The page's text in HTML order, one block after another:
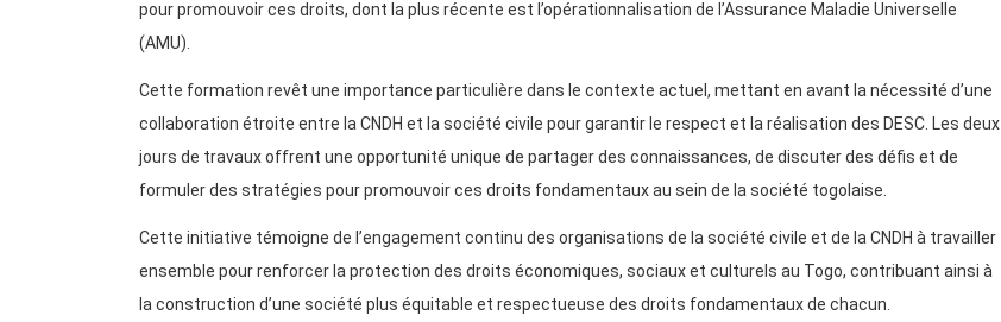
pour promouvoir ces droits, dont la plus récente est l’opérationnalisation de l’Assurance Maladie Universelle
(AMU).
Cette formation revêt une importance particulière dans le contexte actuel, mettant en avant la nécessité d’une
collaboration étroite entre la CNDH et la société civile pour garantir le respect et la réalisation des DESC. Les deux
jours de travaux offrent une opportunité unique de partager des connaissances, de discuter des défis et de
formuler des stratégies pour promouvoir ces droits fondamentaux au sein de la société togolaise.
Cette initiative témoigne de l’engagement continu des organisations de la société civile et de la CNDH à travailler
ensemble pour renforcer la protection des droits économiques, sociaux et culturels au Togo, contribuant ainsi à
la construction d’une société plus équitable et respectueuse des droits fondamentaux de chacun.